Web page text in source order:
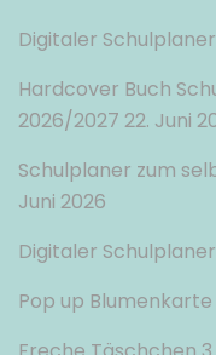
Digitaler
Hardcover Buch
2026/2027 22. Juni
Schulplaner zum
Juni 2026
Digitaler
Pop up Blumenkarte